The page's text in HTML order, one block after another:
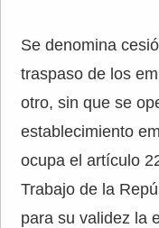
Se denomina
traspaso de los
otro, sin que se
establecimiento
ocupa el artículo
Trabajo de la
para su validez la